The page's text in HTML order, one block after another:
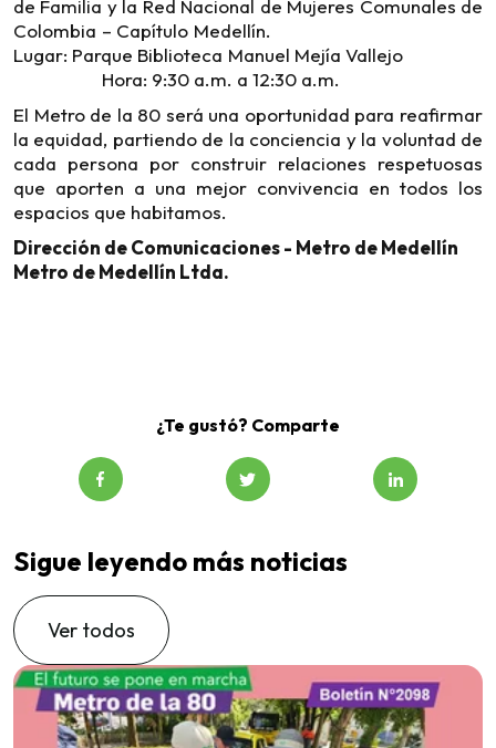
de Familia y la Red Nacional de Mujeres Comunales de
Colombia – Capítulo Medellín.
Lugar: Parque Biblioteca Manuel Mejía Vallejo
Hora: 9:30 a.m. a 12:30 a.m.
El Metro de la 80 será una oportunidad para reafirmar
la equidad, partiendo de la conciencia y la voluntad de
cada persona por construir relaciones respetuosas
que aporten a una mejor convivencia en todos los
espacios que habitamos.
Dirección de Comunicaciones - Metro de Medellín
Metro de Medellín Ltda.
¿Te gustó? Comparte
Sigue leyendo más noticias
Ver todos